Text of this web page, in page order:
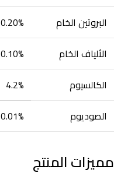
البروتين الخام
0.20%
الألياف الخام
0.10%
الكالسيوم
4.2%
الصوديوم
0.01%
مميزات المنتج